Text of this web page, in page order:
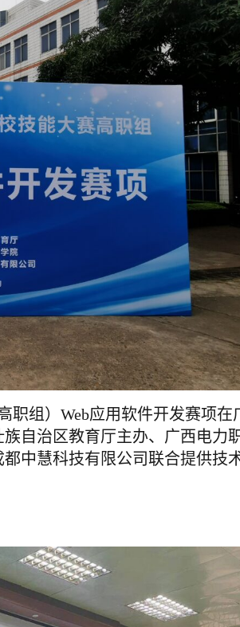
职组）Web应用软件开发赛项在
自治区教育厅主办、广西电力
中慧科技有限公司联合提供技